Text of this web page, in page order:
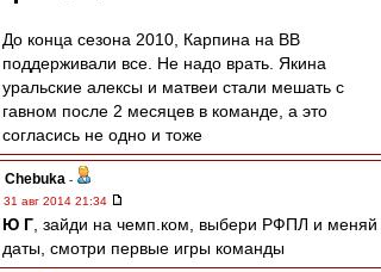
До конца сезона 2010, Карпина на ВВ
поддерживали все. Не надо врать. Якина
уральские алексы и матвеи стали мешать с
гавном после 2 месяцев в команде, а это
согласись не одно и тоже
Chebuka -
31 авг 2014 21:34
Ю Г , зайди на чемп.ком, выбери РФПЛ и меняй
даты, смотри первые игры команды